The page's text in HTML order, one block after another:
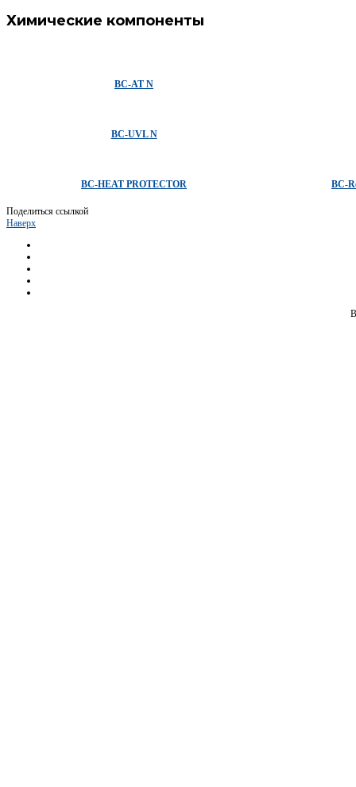
Химические компоненты
BC-AT N
BC-UVL N
BC-HEAT PROTECTOR BC-
Поделиться ссылкой
Наверх